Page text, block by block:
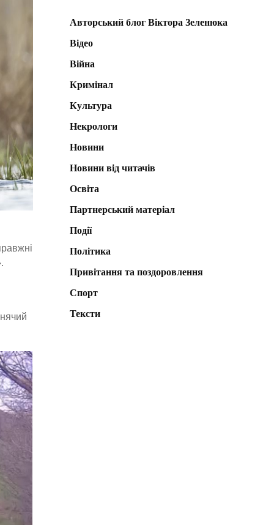
Авторський блог Віктора Зеленюка
Відео
Війна
Кримінал
Культура
Некрологи
Новини
Новини від читачів
Освіта
Партнерський матеріал
Події
Політика
Привітання та поздоровлення
Спорт
Тексти